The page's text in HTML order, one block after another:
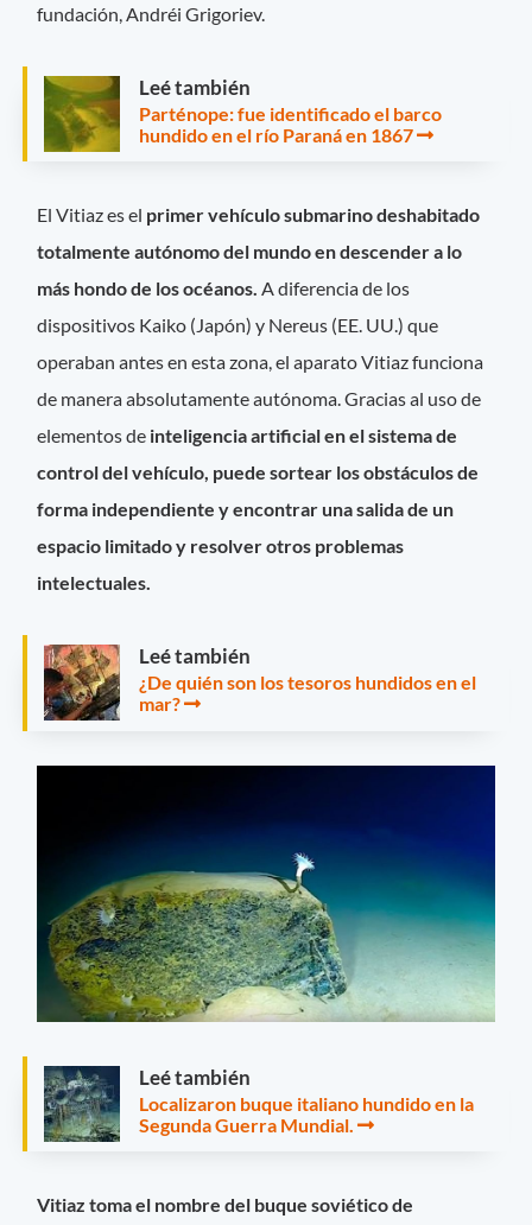
fundación, Andréi Grigoriev.
Leé también
Parténope: fue identificado el barco
hundido en el río Paraná en 1867
El Vitiaz es el primer vehículo submarino deshabitado
totalmente autónomo del mundo en descender a lo
más hondo de los océanos.A diferencia de los
dispositivos Kaiko (Japón) y Nereus (EE. UU.) que
operaban antes en esta zona, el aparato Vitiaz funciona
de manera absolutamente autónoma. Gracias al uso de
elementos de inteligencia artificial en el sistema de
control del vehículo, puede sortear los obstáculos de
forma independiente y encontrar una salida de un
espacio limitado y resolver otros problemas
intelectuales.
Leé también
¿De quién son los tesoros hundidos en el
mar?
Leé también
Localizaron buque italiano hundido en la
Segunda Guerra Mundial.
Vitiaz toma el nombre del buque soviético de